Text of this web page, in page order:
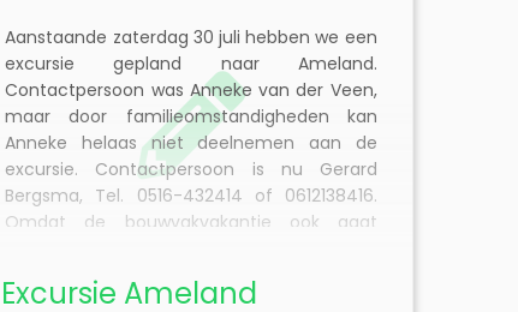
Aanstaande zaterdag 30 juli hebben we een
excursie gepland naar Ameland.
Contactpersoon was Anneke van der Veen,
maar door familieomstandigheden kan
Anneke helaas niet deelnemen aan de
excursie. Contactpersoon is nu Gerard
Bergsma, Tel. 0516-432414 of 0612138416.
Omdat de bouwvakvakantie ook gaat
kaartverkoop […]
Excursie Ameland